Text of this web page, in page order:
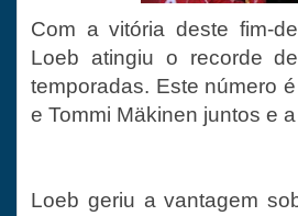
Com a vitória deste fim-
Loeb atingiu o recorde
temporadas. Este número
e Tommi Mäkinen juntos e
Loeb geriu a vantagem